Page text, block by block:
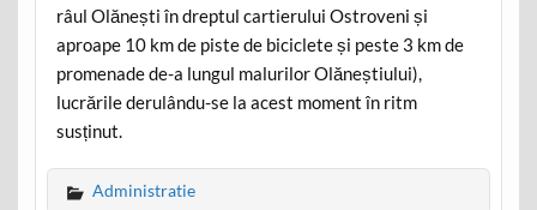
râul Olănești în dreptul cartierului Ostroveni și
aproape 10 km de piste de biciclete și peste 3 km de
promenade de-a lungul malurilor Olăneștiului),
lucrările derulându-se la acest moment în ritm
susținut.
Administratie